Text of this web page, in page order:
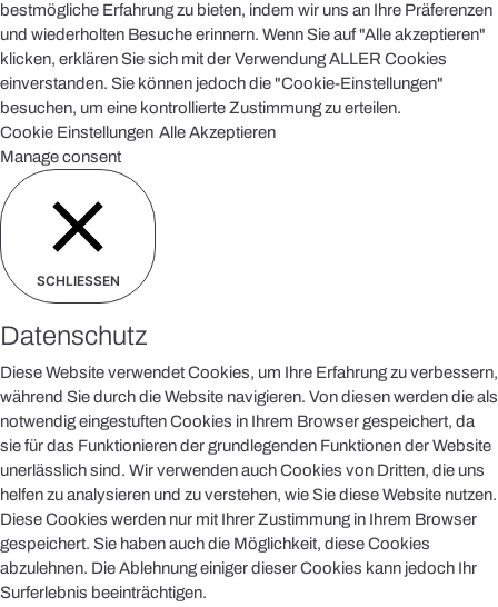
bestmögliche Erfahrung zu bieten, indem wir uns an Ihre Präferenzen
und wiederholten Besuche erinnern. Wenn Sie auf "Alle akzeptieren"
klicken, erklären Sie sich mit der Verwendung ALLER Cookies
einverstanden. Sie können jedoch die "Cookie-Einstellungen"
besuchen, um eine kontrollierte Zustimmung zu erteilen.
Cookie Einstellungen Alle Akzeptieren
Manage consent
SCHLIESSEN
Datenschutz
Diese Website verwendet Cookies, um Ihre Erfahrung zu verbessern,
während Sie durch die Website navigieren. Von diesen werden die als
notwendig eingestuften Cookies in Ihrem Browser gespeichert, da
sie für das Funktionieren der grundlegenden Funktionen der Website
unerlässlich sind. Wir verwenden auch Cookies von Dritten, die uns
helfen zu analysieren und zu verstehen, wie Sie diese Website nutzen.
Diese Cookies werden nur mit Ihrer Zustimmung in Ihrem Browser
gespeichert. Sie haben auch die Möglichkeit, diese Cookies
abzulehnen. Die Ablehnung einiger dieser Cookies kann jedoch Ihr
Surferlebnis beeinträchtigen.